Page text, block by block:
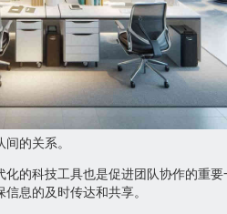
的关系。
化的科技工具也是促进团队协作的重
息的及时传达和共享。